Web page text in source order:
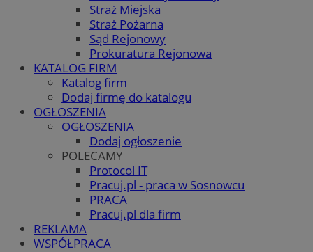
Straż Miejska
Straż Pożarna
Sąd Rejonowy
Prokuratura Rejonowa
KATALOG FIRM
Katalog firm
Dodaj firmę do katalogu
OGŁOSZENIA
OGŁOSZENIA
Dodaj ogłoszenie
POLECAMY
Protocol IT
Pracuj.pl - praca w Sosnowcu
PRACA
Pracuj.pl dla firm
REKLAMA
WSPÓŁPRACA